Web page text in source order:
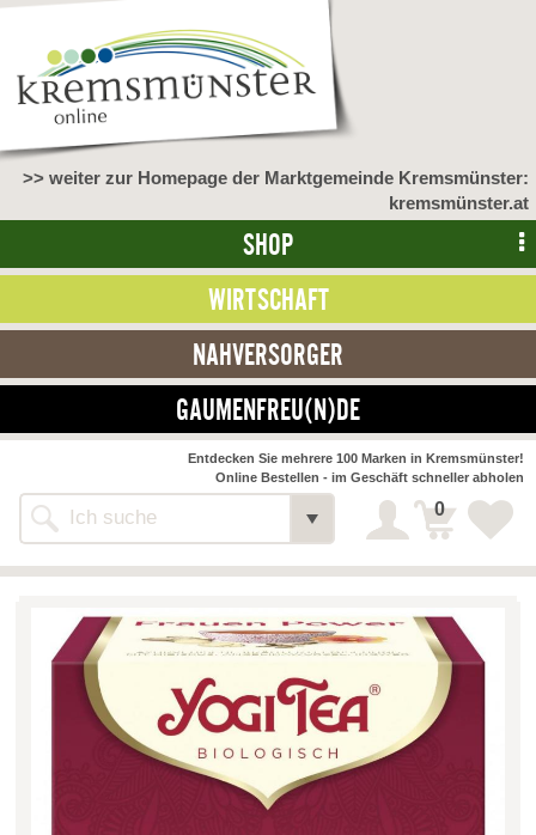
>> weiter zur Homepage der Marktgemeinde Kremsmünster:
kremsmünster.at
SHOP
WIRTSCHAFT
NAHVERSORGER
GAUMENFREU(N)DE
Alle Webseiten
Entdecken Sie mehrere 100 Marken in Kremsmünster!
Online Bestellen - im Geschäft schneller abholen
0
NAHVERSORGER
>> Bauernmarkt << Detail
Bäckerei-Konditorei-Café
Biohof Öllinger Detail
Fleischerei Hüthmayr Detail
Hofladen Hoffelner Detail
Kuglbauer - Familie Bischof Detail
La Toscana Anita Wolf e.U.